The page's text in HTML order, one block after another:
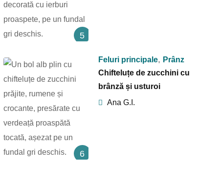
5
6
Feluri principale, Prânz
Chifteluțe de zucchini cu
brânză și usturoi
Ana G.I.